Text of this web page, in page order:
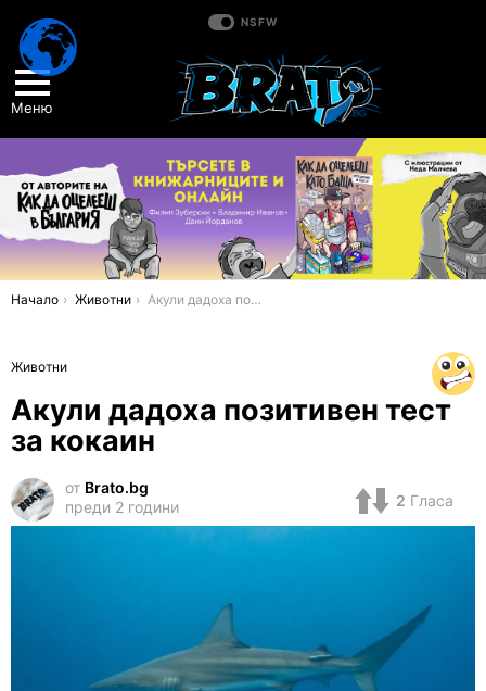
NSFW
Меню
You are here:
Начало Животни Акули дадоха позитивен тест за кокаин
Животни
Акули дадоха позитивен тест
за кокаин
от Brato.bg
преди 2 години
2 Гласа